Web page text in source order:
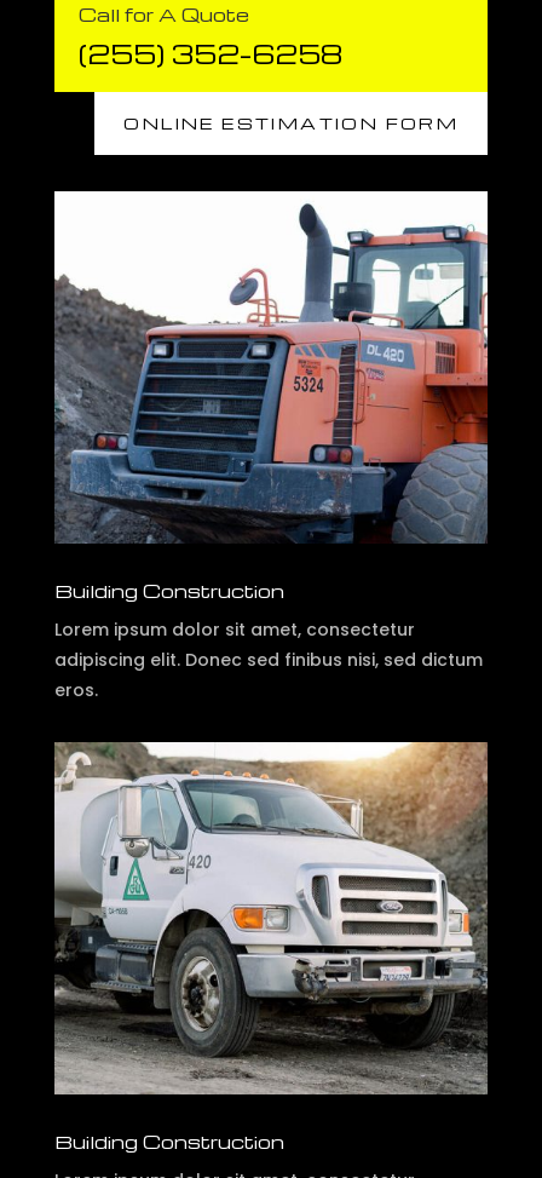
Call for A Quote
(255) 352-6258
ONLINE ESTIMATION FORM
Building Construction
Lorem ipsum dolor sit amet, consectetur
adipiscing elit. Donec sed finibus nisi, sed dictum
eros.
Building Construction